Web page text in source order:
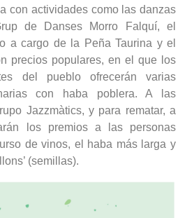
con actividades como las danzas
de Danses Morro Falquí, el
a cargo de la Peña Taurina y el
precios populares, en el que los
del pueblo ofrecerán varias
con haba poblera. A las
Jazzmàtics, y para rematar, a
los premios a las personas
de vinos, el haba más larga y
(semillas).